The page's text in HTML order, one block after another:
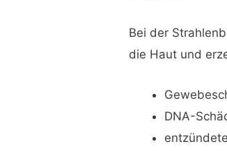
Bei der
die Haut und
DNA-